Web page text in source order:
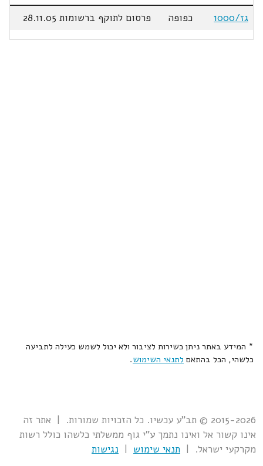
גז/1000
כפופה פרסום לתוקף ברשומות 28.11.05
* המידע באתר ניתן כשירות לציבור ולא יכול לשמש כעילה לתביעה
כלשהי, הכל בהתאם לתנאי השימוש.
2015-2026 © תב"ע עכשיו. כל הזכויות שמורות. | אתר זה
אינו קשור אל ואינו נתמך ע"י גוף ממשלתי כלשהו כולל רשות
מקרקעי ישראל. | תנאי שימוש | נגישות